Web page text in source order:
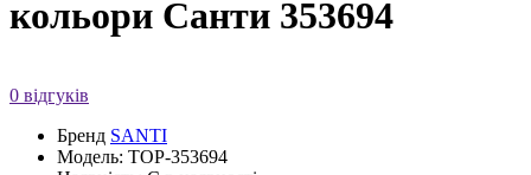
кольори Санти 353694
0 відгуків
Бренд SANTI
Модель: TOP-353694